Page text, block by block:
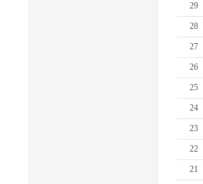
29
28
27
26
25
24
23
22
21